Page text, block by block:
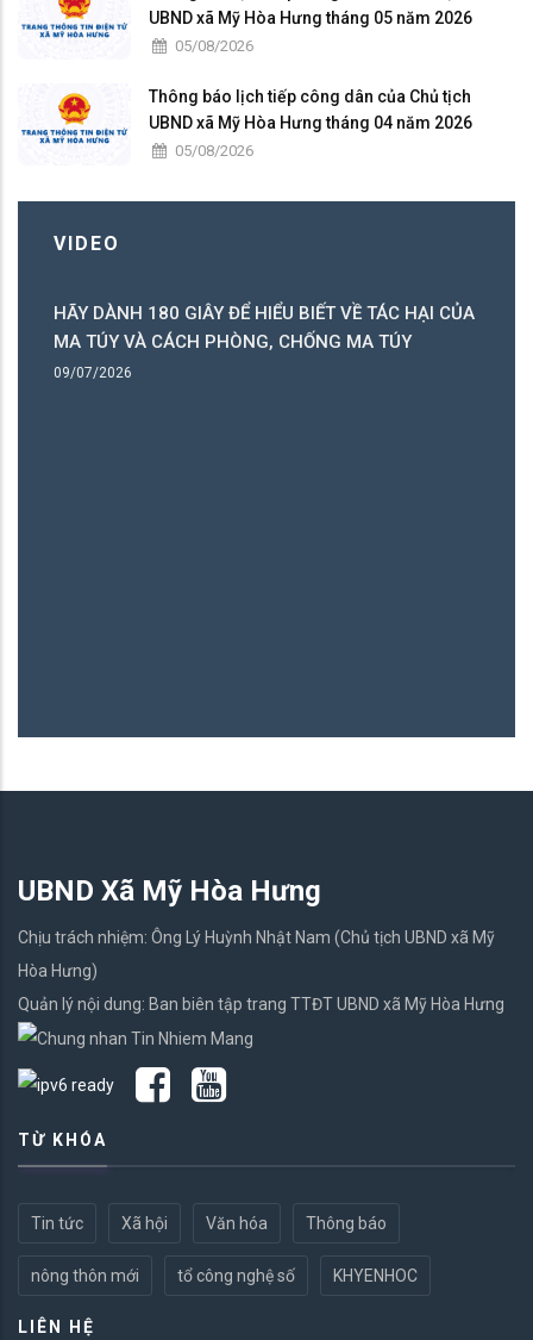
UBND xã Mỹ Hòa Hưng tháng 05 năm 2026
05/08/2026
Thông báo lịch tiếp công dân của Chủ tịch
UBND xã Mỹ Hòa Hưng tháng 04 năm 2026
05/08/2026
VIDEO
HẠI CỦA
UBND Xã Mỹ Hòa Hưng
Chịu trách nhiệm: Ông Lý Huỳnh Nhật Nam (Chủ tịch UBND xã Mỹ
Hòa Hưng)
Quản lý nội dung: Ban biên tập trang TTĐT UBND xã Mỹ Hòa Hưng
TỪ KHÓA
Tin tức Xã hội Văn hóa Thông báo
nông thôn mới tổ công nghệ số KHYENHOC
LIÊN HỆ